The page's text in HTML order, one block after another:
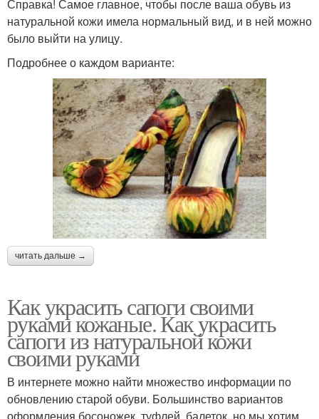
Справка! Самое главное, чтобы после ваша обувь из
натуральной кожи имела нормальный вид, и в ней можно
было выйти на улицу.
Подробнее о каждом варианте:
читать дальше →
Как украсить сапоги своими
руками кожаные. Как украсить
сапоги из натуральной кожи
своими руками
В интернете можно найти множество информации по
обновлению старой обуви. Большинство вариантов
оформления босоножек, туфлей, балеток, но мы хотим